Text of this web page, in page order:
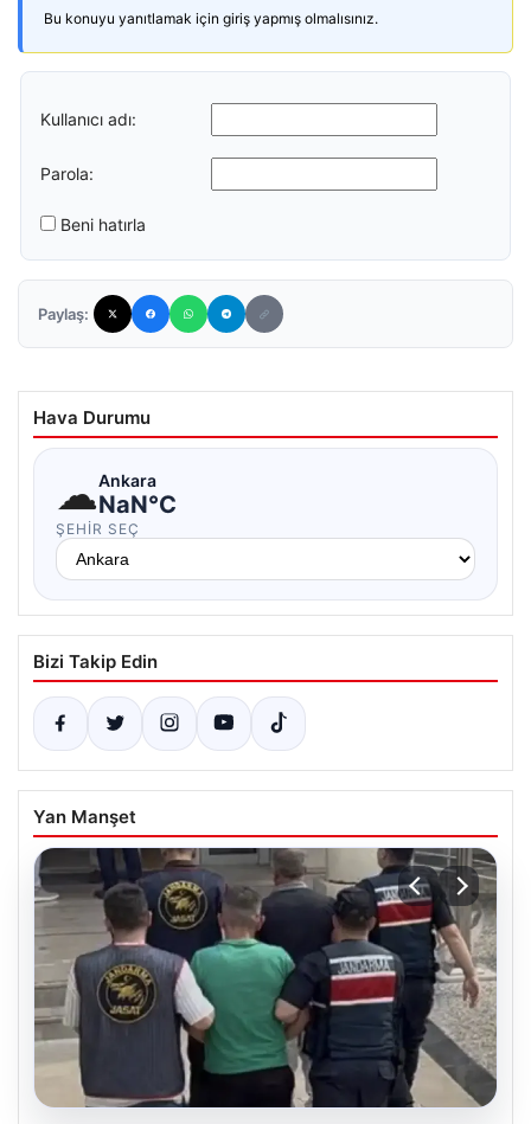
Bu konuyu yanıtlamak için giriş yapmış olmalısınız.
Kullanıcı adı:
Parola:
Beni hatırla
Paylaş:
Hava Durumu
☁Ankara
NaN°C
ŞEHIR SEÇ
Bizi Takip Edin
Yan Manşet